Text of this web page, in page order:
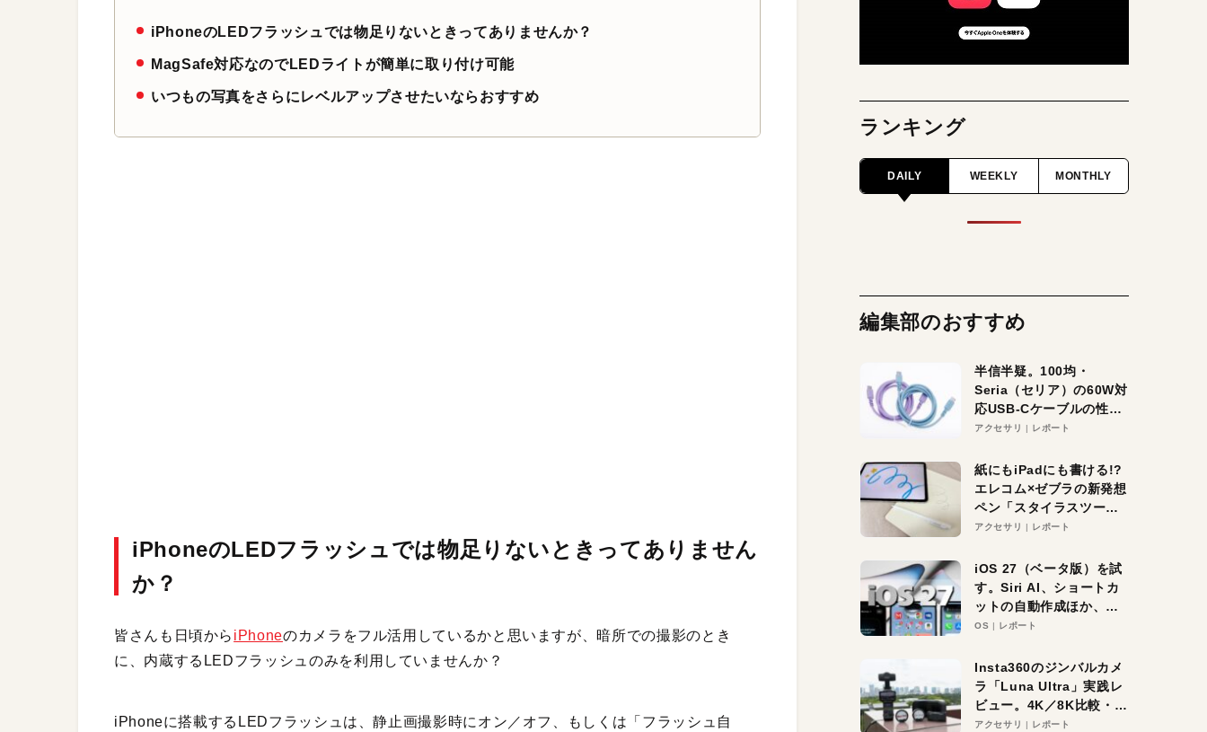
iPhoneのLEDフラッシュでは物足りないときってありませんか？
MagSafe対応なのでLEDライトが簡単に取り付け可能
いつもの写真をさらにレベルアップさせたいならおすすめ
iPhoneのLEDフラッシュでは物足りないときってありません
か？
皆さんも日頃から iPhoneのカメラをフル活用しているかと思いますが、暗所での撮影のとき
に、内蔵するLEDフラッシュのみを利用していませんか？
iPhoneに搭載するLEDフラッシュは、静止画撮影時にオン／オフ、もしくは「フラッシュ自
ランキング
DAILY WEEKLY MONTHLY
編集部のおすすめ
半信半疑。100均・
Seria（セリア）の60W対
応USB-Cケーブルの性能
を検証。超コスパの1本を
アクセサリ レポート
紙にもiPadにも書ける!?
エレコム×ゼブラの新発想
ペン「スタイラスツーウ
ェイ」レビュー。持ち替
アクセサリ レポート
iOS 27（ベータ版）を試
す。Siri AI、ショートカ
ットの自動作成ほか、期
待大の便利機能5選。
る未来はすぐそこ！
OS レポート
Insta360のジンバルカメ
ラ「Luna Ultra」実践レ
ビュー。4K／8K比較・ズ
ーム・夜間撮影をチェッ
アクセサリ レポート